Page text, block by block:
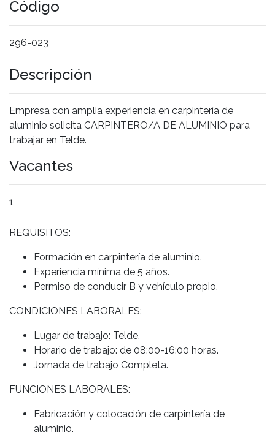
Código
296-023
Descripción
Empresa con amplia experiencia en carpintería de
aluminio solicita CARPINTERO/A DE ALUMINIO para
trabajar en Telde.
Vacantes
1
REQUISITOS:
Formación en carpintería de aluminio.
Experiencia mínima de 5 años.
Permiso de conducir B y vehículo propio.
CONDICIONES LABORALES:
Lugar de trabajo: Telde.
Horario de trabajo: de 08:00-16:00 horas.
Jornada de trabajo Completa.
FUNCIONES LABORALES:
Fabricación y colocación de carpintería de
aluminio.